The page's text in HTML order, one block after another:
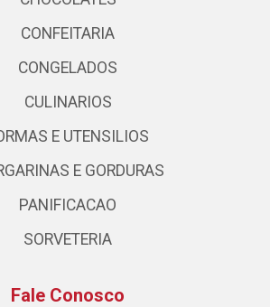
CONFEITARIA
CONGELADOS
CULINARIOS
E UTENSILIOS
E GORDURAS
PANIFICACAO
SORVETERIA
Fale Conosco